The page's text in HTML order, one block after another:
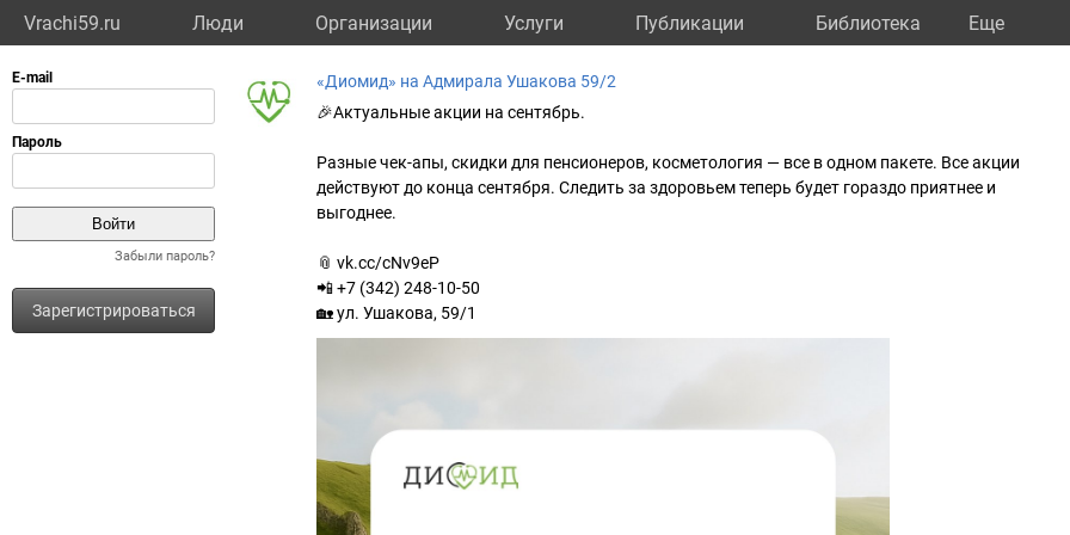
Vrachi59.ru Люди Организации Услуги Публикации Библиотека Eще
Забыли пароль?
Зарегистрироваться
«Диомид» на Адмирала Ушакова 59/2
🎉Актуальные акции на сентябрь.
Разные чек-апы, скидки для пенсионеров, косметология — все в одном пакете. Все акции
действуют до конца сентября. Следить за здоровьем теперь будет гораздо приятнее и
выгоднее.
📎 vk.cc/cNv9eP
📲 +7 (342) 248-10-50
🏡 ул. Ушакова, 59/1